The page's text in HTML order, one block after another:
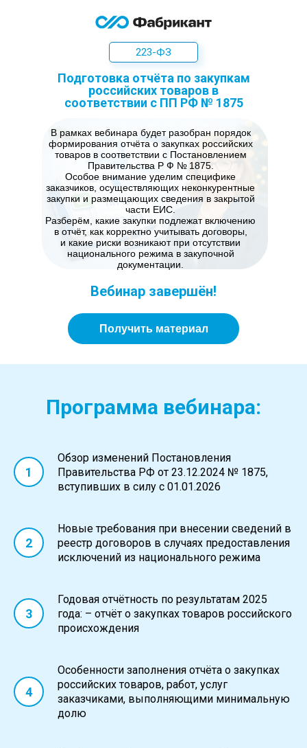
Подготовка отчёта по закупкам
российских товаров в
соответствии с ПП РФ № 1875
В рамках вебинара будет разобран порядок
формирования отчёта о закупках российских
товаров в соответствии с Постановлением
Правительства Р Ф № 1875.
Особое внимание уделим специфике
заказчиков, осуществляющих неконкурентные
закупки и размещающих сведения в закрытой
части ЕИС.
Разберём, какие закупки подлежат включению
в отчёт, как корректно учитывать договоры,
и какие риски возникают при отсутствии
национального режима в закупочной
документации.
Получить материал
223-ФЗ
Вебинар завершён!
Программа вебинара:
Обзор изменений Постановления
Правительства РФ от 23.12.2024 № 1875,
вступивших в силу с 01.01.2026
Новые требования при внесении сведений в
реестр договоров в случаях предоставления
исключений из национального режима
Годовая отчётность по результатам 2025
года: – отчёт о закупках товаров российского
происхождения
Особенности заполнения отчёта о закупках
российских товаров, работ, услуг
заказчиками, выполняющими минимальную
долю